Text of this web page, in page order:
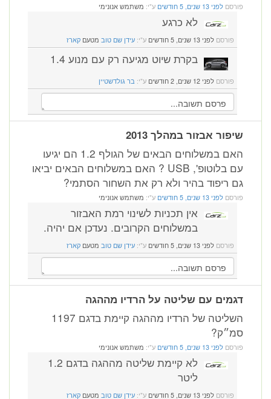
פורסם לפני 13 שנים, 5 חודשים ע"י: משתמש אנונימי
לא כרגע
פורסם לפני 13 שנים, 5 חודשים ע"י: עידן שם טוב מטעם קארז
בקרת שיוט מגיעה רק עם מנוע 1.4
פורסם לפני 12 שנים, 2 חודשים ע"י: בר גולדשטיין
שיפור אבזור במהלך 2013
האם במשלוחים הבאים של הגולף 1.2 הם יגיעו
עם בלוטופ', USB ? האם במשלוחים הבאים יביאו
גם ריפוד בהיר ולא רק את השחור הסתמי?
פורסם לפני 13 שנים, 5 חודשים ע"י: משתמש אנונימי
אין תכניות לשינוי רמת האבזור
במשלוחים הקרובים. נעדכן אם יהיה.
פורסם לפני 13 שנים, 5 חודשים ע"י: עידן שם טוב מטעם קארז
דגמים עם שליטה על הרדיו מההגה
השליטה של הרדיו מההגה קיימת בדגם 1197
סמ״ק?
פורסם לפני 13 שנים, 5 חודשים ע"י: משתמש אנונימי
לא קיימת שליטה מההגה בדגם 1.2
ליטר
פורסם לפני 13 שנים, 5 חודשים ע"י: עידן שם טוב מטעם קארז